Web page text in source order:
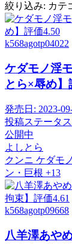
絞り込み: カテ
k568agotp04022
ケダモノ淫
とら×辱め】
発売日: 2023-
投稿ステータス
公開中
よしとら
クンニ ケダモ
ン・巨根 +13
k568agotp09668
八羊澤あや